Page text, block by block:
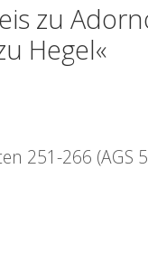
zu
Hegel«
251-266 (AGS